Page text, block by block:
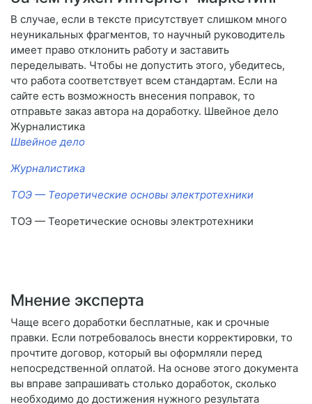
В случае, если в тексте присутствует слишком много
неуникальных фрагментов, то научный руководитель
имеет право отклонить работу и заставить
переделывать. Чтобы не допустить этого, убедитесь,
что работа соответствует всем стандартам. Если на
сайте есть возможность внесения поправок, то
отправьте заказ автора на доработку. Швейное дело
Журналистика
Швейное дело
Журналистика
ТОЭ — Теоретические основы электротехники
ТОЭ — Теоретические основы электротехники
Мнение эксперта
Чаще всего доработки бесплатные, как и срочные
правки. Если потребовалось внести корректировки, то
прочтите договор, который вы оформляли перед
непосредственной оплатой. На основе этого документа
вы вправе запрашивать столько доработок, сколько
необходимо до достижения нужного результата